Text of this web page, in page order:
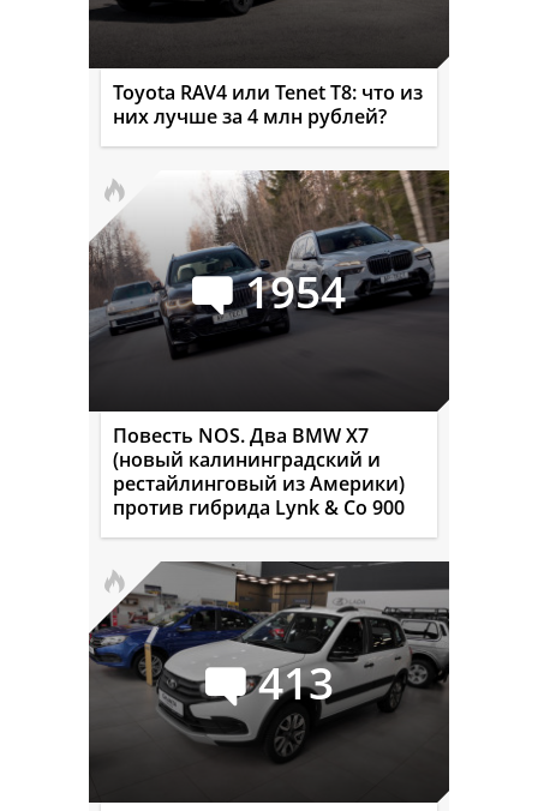
Toyota RAV4 или Tenet T8: что из
них лучше за 4 млн рублей?
1954
Повесть NOS. Два BMW X7
(новый калининградский и
рестайлинговый из Америки)
против гибрида Lynk & Co 900
413